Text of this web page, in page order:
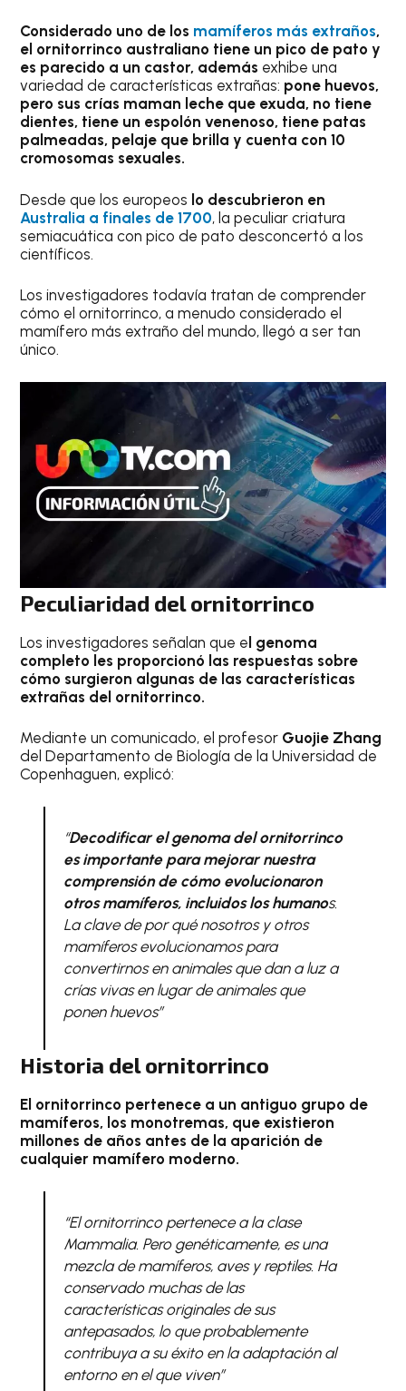
Considerado uno de los mamíferos más extraños,
el ornitorrinco australiano tiene un pico de pato y
es parecido a un castor, además exhibe una
variedad de características extrañas: pone huevos,
pero sus crías maman leche que exuda, no tiene
dientes, tiene un espolón venenoso, tiene patas
palmeadas, pelaje que brilla y cuenta con 10
cromosomas sexuales.
Desde que los europeos lo descubrieron en
Australia a finales de 1700, la peculiar criatura
semiacuática con pico de pato desconcertó a los
científicos.
Los investigadores todavía tratan de comprender
cómo el ornitorrinco, a menudo considerado el
mamífero más extraño del mundo, llegó a ser tan
único.
Peculiaridad del ornitorrinco
Los investigadores señalan que el genoma
completo les proporcionó las respuestas sobre
cómo surgieron algunas de las características
extrañas del ornitorrinco.
Mediante un comunicado, el profesor Guojie Zhang
del Departamento de Biología de la Universidad de
Copenhaguen, explicó:
“Decodificar el genoma del ornitorrinco
es importante para mejorar nuestra
comprensión de cómo evolucionaron
otros mamíferos, incluidos los humanos.
La clave de por qué nosotros y otros
mamíferos evolucionamos para
convertirnos en animales que dan a luz a
crías vivas en lugar de animales que
ponen huevos”
Historia del ornitorrinco
El ornitorrinco pertenece a un antiguo grupo de
mamíferos, los monotremas, que existieron
millones de años antes de la aparición de
cualquier mamífero moderno.
“El ornitorrinco pertenece a la clase
Mammalia. Pero genéticamente, es una
mezcla de mamíferos, aves y reptiles. Ha
conservado muchas de las
características originales de sus
antepasados, lo que probablemente
contribuya a su éxito en la adaptación al
entorno en el que viven”